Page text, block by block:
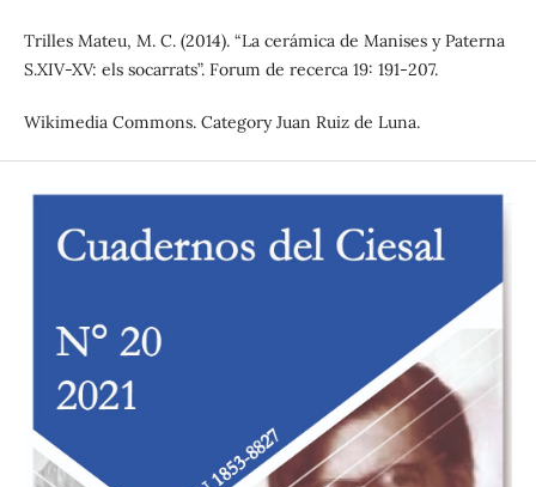
Trilles Mateu, M. C. (2014). “La cerámica de Manises y Paterna
S.XIV-XV: els socarrats”. Forum de recerca 19: 191-207.
Wikimedia Commons. Category Juan Ruiz de Luna.